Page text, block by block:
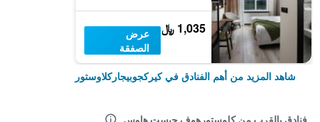
1,035 ﷼
عرض
الصفقة
شاهد المزيد من أهم الفنادق في كيركجوبيجاركلاوستور
فنادق بالقرب من كلوستورهوف جيست هاوس